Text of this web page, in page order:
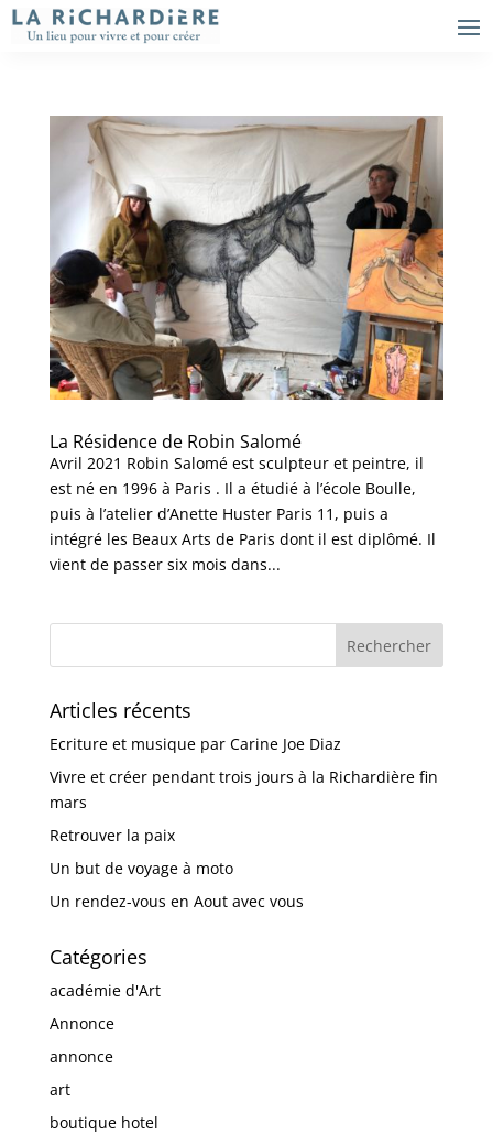
La Résidence de Robin Salomé
Avril 2021 Robin Salomé est sculpteur et peintre, il
est né en 1996 à Paris . Il a étudié à l’école Boulle,
puis à l’atelier d’Anette Huster Paris 11, puis a
intégré les Beaux Arts de Paris dont il est diplômé. Il
vient de passer six mois dans...
Articles récents
Ecriture et musique par Carine Joe Diaz
Vivre et créer pendant trois jours à la Richardière fin
mars
Retrouver la paix
Un but de voyage à moto
Un rendez-vous en Aout avec vous
Catégories
académie d'Art
Annonce
annonce
art
boutique hotel